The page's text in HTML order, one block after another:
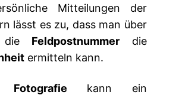
Mitteilungen der
lässt es zu, dass man über
Feldpostnummer die
ermitteln kann.
Fotografie kann ein